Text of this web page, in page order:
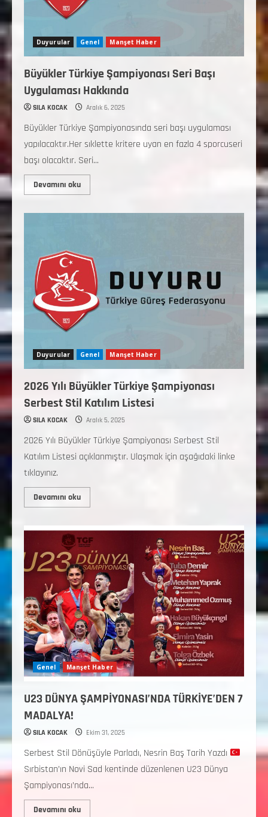
Duyurular Genel Manşet Haber
Büyükler Türkiye Şampiyonası Seri Başı
Uygulaması Hakkında
SILA KOCAK Aralık 6, 2025
Büyükler Türkiye Şampiyonasında seri başı uygulaması
yapılacaktır.Her sıklette kritere uyan en fazla 4 sporcuseri
başı olacaktır. Seri...
Devamını oku
Duyurular Genel Manşet Haber
2026 Yılı Büyükler Türkiye Şampiyonası
Serbest Stil Katılım Listesi
SILA KOCAK Aralık 5, 2025
2026 Yılı Büyükler Türkiye Şampiyonası Serbest Stil
Katılım Listesi açıklanmıştır. Ulaşmak için aşağıdaki linke
tıklayınız.
Devamını oku
Genel Manşet Haber
U23 DÜNYA ŞAMPİYONASI’NDA TÜRKİYE’DEN 7
MADALYA!
SILA KOCAK Ekim 31, 2025
Serbest Stil Dönüşüyle Parladı, Nesrin Baş Tarih Yazdı
Sırbistan’ın Novi Sad kentinde düzenlenen U23 Dünya
Şampiyonası’nda...
Devamını oku